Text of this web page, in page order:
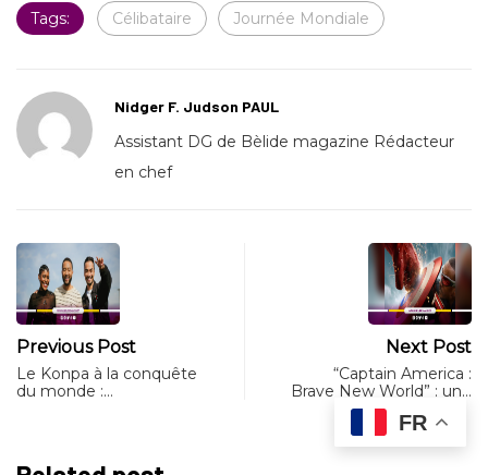
Tags: Célibataire Journée Mondiale
Nidger F. Judson PAUL
Assistant DG de Bèlide magazine Rédacteur
en chef
Previous Post
Le Konpa à la conquête
du monde :…
Next Post
“Captain America :
Brave New World” : un…
FR